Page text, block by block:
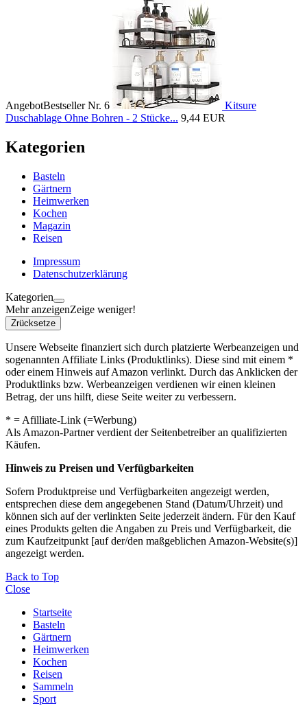
AngebotBestseller Nr. 6
Kitsure
Duschablage Ohne Bohren - 2 Stücke... 9,44 EUR
Kategorien
Basteln
Gärtnern
Heimwerken
Kochen
Magazin
Reisen
Impressum
Datenschutzerklärung
Kategorien
Mehr anzeigenZeige weniger!
Zrücksetze
Unsere Webseite finanziert sich durch platzierte Werbeanzeigen und
sogenannten Affiliate Links (Produktlinks). Diese sind mit einem *
oder einem Hinweis auf Amazon verlinkt. Durch das Anklicken der
Produktlinks bzw. Werbeanzeigen verdienen wir einen kleinen
Betrag, der uns hilft, diese Seite weiter zu verbessern.
* = Afilliate-Link (=Werbung)
Als Amazon-Partner verdient der Seitenbetreiber an qualifizierten
Käufen.
Hinweis zu Preisen und Verfügbarkeiten
Sofern Produktpreise und Verfügbarkeiten angezeigt werden,
entsprechen diese dem angegebenen Stand (Datum/Uhrzeit) und
können sich auf der verlinkten Seite jederzeit ändern. Für den Kauf
eines Produkts gelten die Angaben zu Preis und Verfügbarkeit, die
zum Kaufzeitpunkt [auf der/den maßgeblichen Amazon-Website(s)]
angezeigt werden.
Back to Top
Close
Startseite
Basteln
Gärtnern
Heimwerken
Kochen
Reisen
Sammeln
Sport